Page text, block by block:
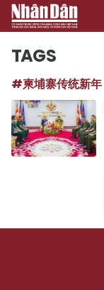
TAGS
#柬埔寨传统新年